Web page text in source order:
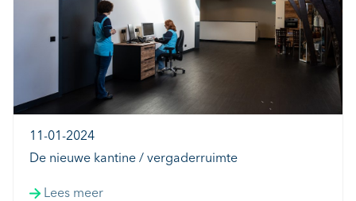
11-01-2024
De nieuwe kantine / vergaderruimte
Lees meer